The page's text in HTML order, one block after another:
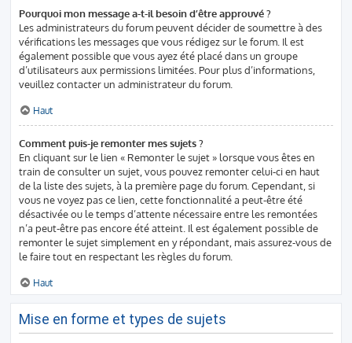
Pourquoi mon message a-t-il besoin d’être approuvé ?
Les administrateurs du forum peuvent décider de soumettre à des
vérifications les messages que vous rédigez sur le forum. Il est
également possible que vous ayez été placé dans un groupe
d’utilisateurs aux permissions limitées. Pour plus d’informations,
veuillez contacter un administrateur du forum.
Haut
Comment puis-je remonter mes sujets ?
En cliquant sur le lien « Remonter le sujet » lorsque vous êtes en
train de consulter un sujet, vous pouvez remonter celui-ci en haut
de la liste des sujets, à la première page du forum. Cependant, si
vous ne voyez pas ce lien, cette fonctionnalité a peut-être été
désactivée ou le temps d’attente nécessaire entre les remontées
n’a peut-être pas encore été atteint. Il est également possible de
remonter le sujet simplement en y répondant, mais assurez-vous de
le faire tout en respectant les règles du forum.
Haut
Mise en forme et types de sujets